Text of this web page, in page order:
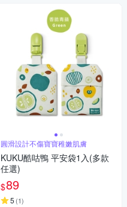
圓滑設計不傷寶寶稚嫩肌膚
KUKU酷咕鴨 平安袋1入(多款
任選)
$89
5 (1)